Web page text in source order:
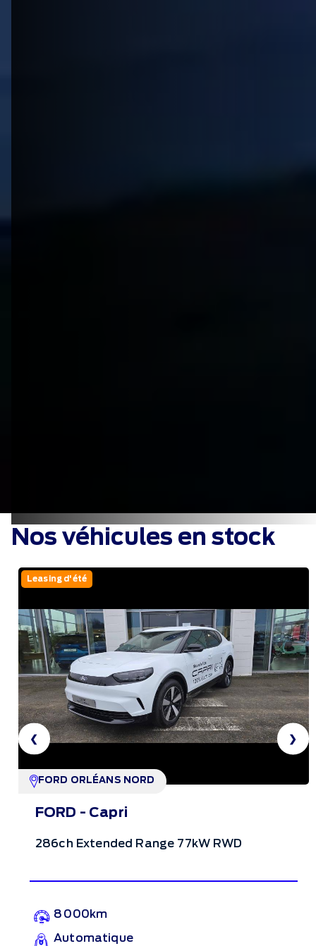
Nos véhicules en stock
❮
Leasing d'été
FORD ORLÉANS NORD
FORD - Capri
286ch Extended Range 77kW RWD
8 000km
Automatique
❯